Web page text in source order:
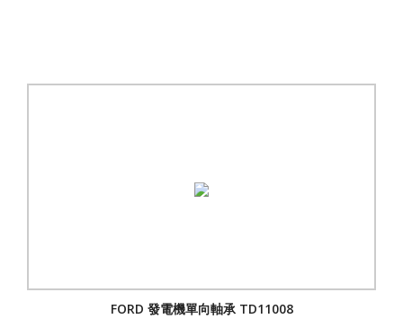
FORD 發電機單向軸承 TD11008